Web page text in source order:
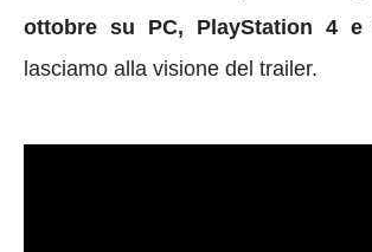
ottobre su PC, PlayStation 4 e
lasciamo alla visione del trailer.